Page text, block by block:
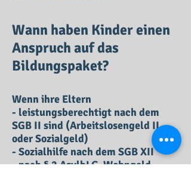
Wann haben Kinder einen
Anspruch auf das
Bildungspaket?
Wenn ihre Eltern
- leistungsberechtigt nach dem
SGB II sind (Arbeitslosengeld II
oder Sozialgeld)
- Sozialhilfe nach dem SGB XII
- nach § 2 AsylbLGWohngeld